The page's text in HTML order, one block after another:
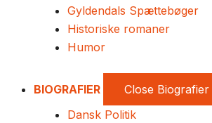
Gyldendals Spættebøger
Historiske romaner
Humor
BIOGRAFIER Close Biografier
Dansk Politik